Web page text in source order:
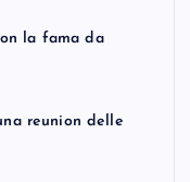
la fama da
reunion delle